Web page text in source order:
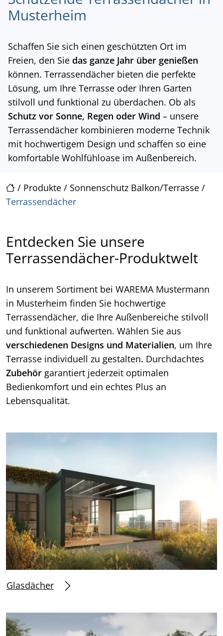
/ Produkte / Sonnenschutz Balkon/Terrasse /
Terrassendächer
Musterheim
Schaffen Sie sich einen geschützten Ort im
Freien, den Sie das ganze Jahr über genießen
können. Terrassendächer bieten die perfekte
Lösung, um Ihre Terrasse oder Ihren Garten
stilvoll und funktional zu überdachen. Ob als
Schutz vor Sonne, Regen oder Wind – unsere
Terrassendächer kombinieren moderne Technik
mit hochwertigem Design und schaffen so eine
komfortable Wohlfühloase im Außenbereich.
Entdecken Sie unsere
Terrassendächer-Produktwelt
In unserem Sortiment bei WAREMA Mustermann
in Musterheim finden Sie hochwertige
Terrassendächer, die Ihre Außenbereiche stilvoll
und funktional aufwerten. Wählen Sie aus
verschiedenen Designs und Materialien, um Ihre
Terrasse individuell zu gestalten. Durchdachtes
Zubehör garantiert jederzeit optimalen
Bedienkomfort und ein echtes Plus an
Lebensqualität.
Glasdächer